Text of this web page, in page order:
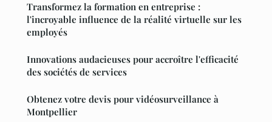
Transformez la formation en entreprise :
l'incroyable influence de la réalité virtuelle sur les
employés
Innovations audacieuses pour accroître l'efficacité
des sociétés de services
Obtenez votre devis pour vidéosurveillance à
Montpellier